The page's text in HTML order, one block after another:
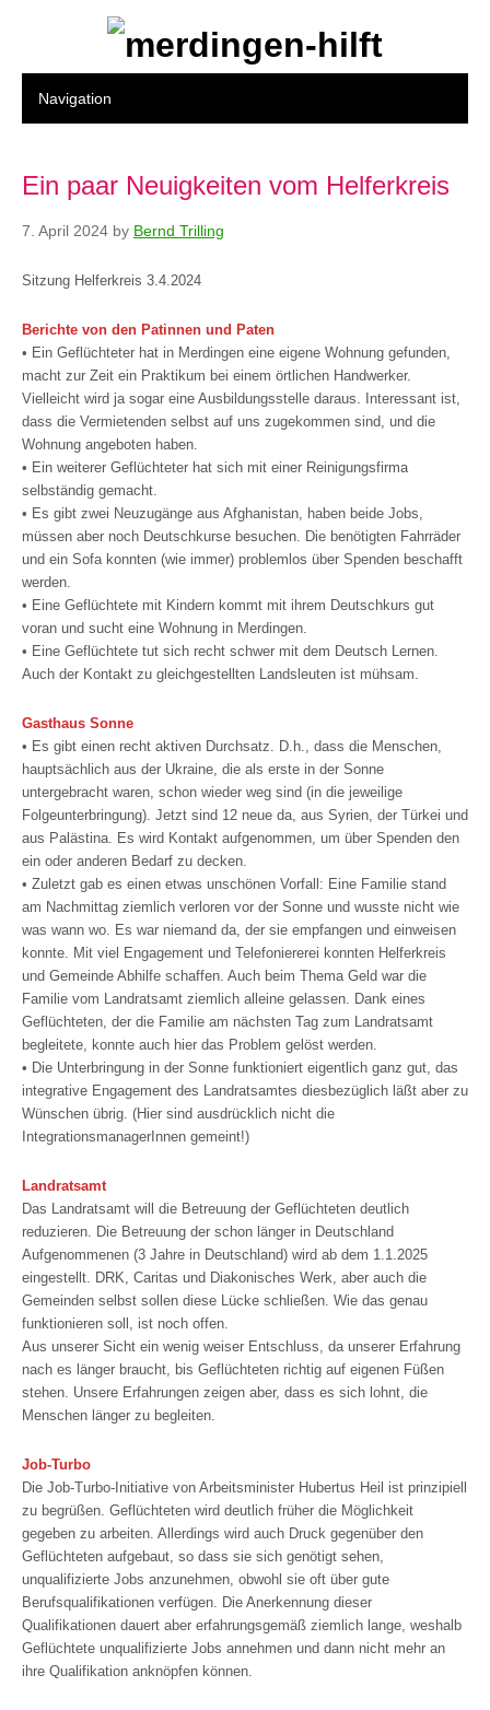
Ein paar Neuigkeiten vom Helferkreis
7. April 2024 by Bernd Trilling
Sitzung Helferkreis 3.4.2024
Berichte von den Patinnen und Paten
• Ein Geflüchteter hat in Merdingen eine eigene Wohnung gefunden,
macht zur Zeit ein Praktikum bei einem örtlichen Handwerker.
Vielleicht wird ja sogar eine Ausbildungsstelle daraus. Interessant ist,
dass die Vermietenden selbst auf uns zugekommen sind, und die
Wohnung angeboten haben.
• Ein weiterer Geflüchteter hat sich mit einer Reinigungsfirma
selbständig gemacht.
• Es gibt zwei Neuzugänge aus Afghanistan, haben beide Jobs,
müssen aber noch Deutschkurse besuchen. Die benötigten Fahrräder
und ein Sofa konnten (wie immer) problemlos über Spenden beschafft
werden.
• Eine Geflüchtete mit Kindern kommt mit ihrem Deutschkurs gut
voran und sucht eine Wohnung in Merdingen.
• Eine Geflüchtete tut sich recht schwer mit dem Deutsch Lernen.
Auch der Kontakt zu gleichgestellten Landsleuten ist mühsam.
Gasthaus Sonne
• Es gibt einen recht aktiven Durchsatz. D.h., dass die Menschen,
hauptsächlich aus der Ukraine, die als erste in der Sonne
untergebracht waren, schon wieder weg sind (in die jeweilige
Folgeunterbringung). Jetzt sind 12 neue da, aus Syrien, der Türkei und
aus Palästina. Es wird Kontakt aufgenommen, um über Spenden den
ein oder anderen Bedarf zu decken.
• Zuletzt gab es einen etwas unschönen Vorfall: Eine Familie stand
am Nachmittag ziemlich verloren vor der Sonne und wusste nicht wie
was wann wo. Es war niemand da, der sie empfangen und einweisen
konnte. Mit viel Engagement und Telefoniererei konnten Helferkreis
und Gemeinde Abhilfe schaffen. Auch beim Thema Geld war die
Familie vom Landratsamt ziemlich alleine gelassen. Dank eines
Geflüchteten, der die Familie am nächsten Tag zum Landratsamt
begleitete, konnte auch hier das Problem gelöst werden.
• Die Unterbringung in der Sonne funktioniert eigentlich ganz gut, das
integrative Engagement des Landratsamtes diesbezüglich läßt aber zu
Wünschen übrig. (Hier sind ausdrücklich nicht die
IntegrationsmanagerInnen gemeint!)
Landratsamt
Das Landratsamt will die Betreuung der Geflüchteten deutlich
reduzieren. Die Betreuung der schon länger in Deutschland
Aufgenommenen (3 Jahre in Deutschland) wird ab dem 1.1.2025
eingestellt. DRK, Caritas und Diakonisches Werk, aber auch die
Gemeinden selbst sollen diese Lücke schließen. Wie das genau
funktionieren soll, ist noch offen.
Aus unserer Sicht ein wenig weiser Entschluss, da unserer Erfahrung
nach es länger braucht, bis Geflüchteten richtig auf eigenen Füßen
stehen. Unsere Erfahrungen zeigen aber, dass es sich lohnt, die
Menschen länger zu begleiten.
Job-Turbo
Die Job-Turbo-Initiative von Arbeitsminister Hubertus Heil ist prinzipiell
zu begrüßen. Geflüchteten wird deutlich früher die Möglichkeit
gegeben zu arbeiten. Allerdings wird auch Druck gegenüber den
Geflüchteten aufgebaut, so dass sie sich genötigt sehen,
unqualifizierte Jobs anzunehmen, obwohl sie oft über gute
Berufsqualifikationen verfügen. Die Anerkennung dieser
Qualifikationen dauert aber erfahrungsgemäß ziemlich lange, weshalb
Geflüchtete unqualifizierte Jobs annehmen und dann nicht mehr an
ihre Qualifikation anknöpfen können.